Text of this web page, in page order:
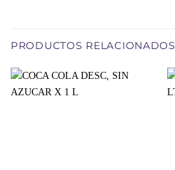
PRODUCTOS RELACIONADOS